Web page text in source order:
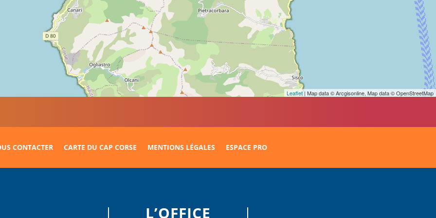
Leaflet | Map data © Arcgisonline, Map data © OpenStreetMap
CONTACTER CARTE DU CAP CORSE MENTIONS LÉGALES ESPACE PRO
L’OFFICE